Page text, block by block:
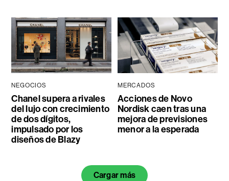
NEGOCIOS
Chanel supera a rivales
del lujo con crecimiento
de dos dígitos,
impulsado por los
diseños de Blazy
MERCADOS
Acciones de Novo
Nordisk caen tras una
mejora de previsiones
menor a la esperada
Cargar más